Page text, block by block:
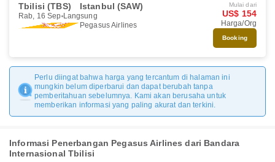
Tbilisi (TBS) Istanbul (SAW)
Rab, 16 Sep Langsung
Pegasus Airlines
Mulai dari
US$ 154
Harga/Org
Booking
Perlu diingat bahwa harga yang tercantum di halaman ini
mungkin belum diperbarui dan dapat berubah tanpa
pemberitahuan sebelumnya. Kami akan berusaha untuk
memberikan informasi yang paling akurat dan terkini.
Informasi Penerbangan Pegasus Airlines dari Bandara
Internasional Tbilisi